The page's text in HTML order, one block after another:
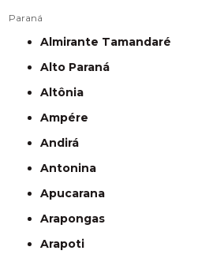
Paraná
Almirante Tamandaré
Alto Paraná
Altônia
Ampére
Andirá
Antonina
Apucarana
Arapongas
Arapoti